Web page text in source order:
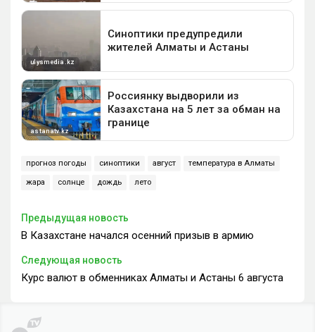
прогноз погоды синоптики август температура в Алматы
жара солнце дождь лето
Предыдущая новость
В Казахстане начался осенний призыв в армию
Следующая новость
Курс валют в обменниках Алматы и Астаны 6 августа